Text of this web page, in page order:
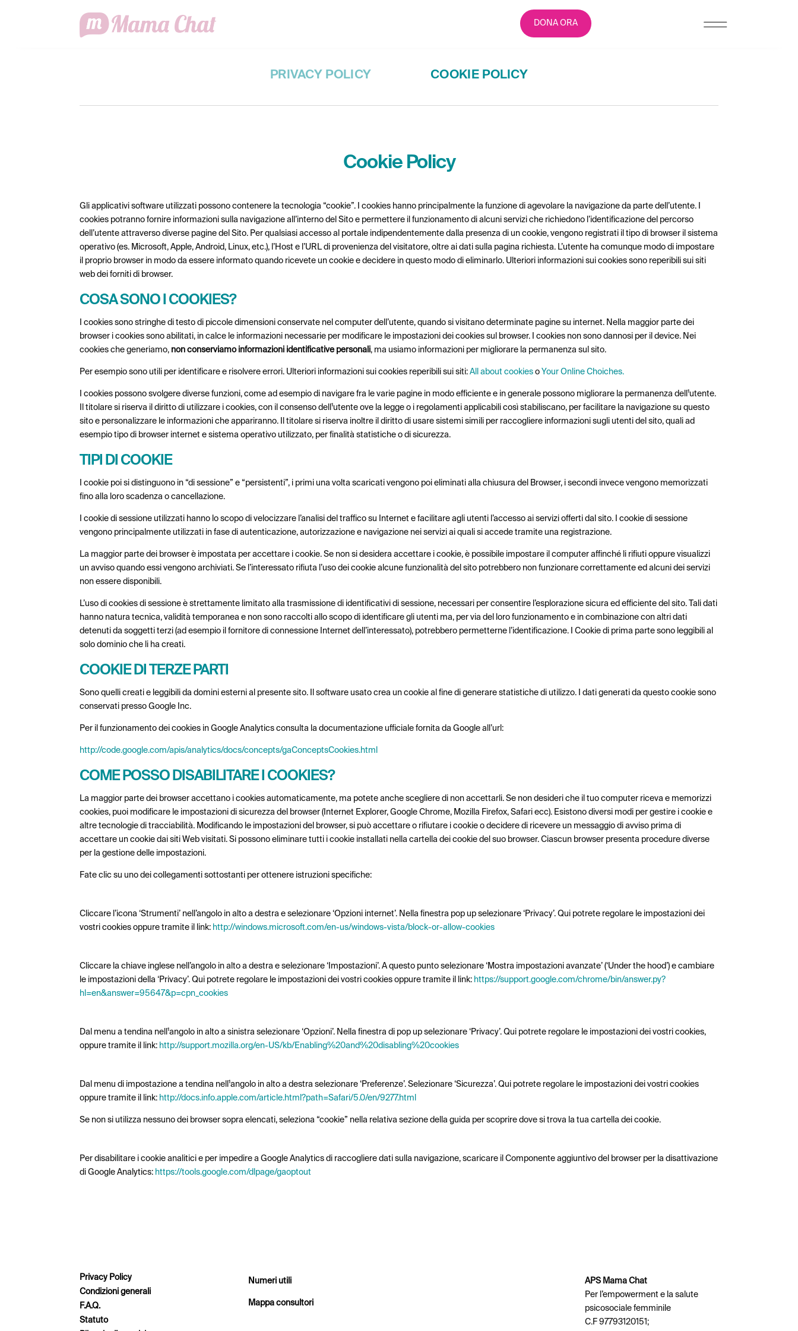
DONA ORA
PRIVACY POLICY COOKIE POLICY
PRIVACY POLICY COOKIE POLICY
Cookie Policy
Gli applicativi software utilizzati possono contenere la tecnologia “cookie”. I cookies hanno principalmente la funzione di agevolare la navigazione da parte dell’utente. I
cookies potranno fornire informazioni sulla navigazione all’interno del Sito e permettere il funzionamento di alcuni servizi che richiedono l’identificazione del percorso
dell’utente attraverso diverse pagine del Sito. Per qualsiasi accesso al portale indipendentemente dalla presenza di un cookie, vengono registrati il tipo di browser il sistema
operativo (es. Microsoft, Apple, Android, Linux, etc.), l’Host e l’URL di provenienza del visitatore, oltre ai dati sulla pagina richiesta. L’utente ha comunque modo di impostare
il proprio browser in modo da essere informato quando ricevete un cookie e decidere in questo modo di eliminarlo. Ulteriori informazioni sui cookies sono reperibili sui siti
web dei forniti di browser.
COSA SONO I COOKIES?
I cookies sonostringhe di testo di piccole dimensioni conservate nel computer dell’utente, quando si visitano determinate pagine su internet. Nella maggior parte dei
browser i cookies sono abilitati, in calce le informazioni necessarie per modificare le impostazioni dei cookies sul browser.
I cookies non sono dannosi per il device. Nei
cookies che generiamo, non conserviamo informazioni identificative personali, ma usiamo informazioni per migliorare la permanenza sul sito.
Per esempio sono utili per identificare e risolvere errori. Ulteriori informazioni sui cookies reperibili sui siti:All about cookies oYour Online Choiches.
I cookies possono svolgere diverse funzioni, come ad esempio di navigare fra le varie pagine in modo efficiente e in generale possono migliorare la permanenza dell¹utente.
Il titolare si riserva il diritto di utilizzare i cookies, con il consenso dell¹utente ove la legge o i regolamenti applicabili così stabiliscano, per facilitare la navigazione su questo
sito e personalizzare le informazioni che appariranno. Il titolare si riserva inoltre il diritto di usare sistemi simili per raccogliere informazioni sugli utenti del sito, quali ad
esempio tipo di browser internet e sistema operativo utilizzato, per finalità statistiche o di sicurezza.
TIPI DI COOKIE
I cookie poi si distinguono in “di sessione” e “persistenti”, i primi una volta scaricati vengono poi eliminati alla chiusura del Browser, i secondi invece vengono memorizzati
fino alla loro scadenza o cancellazione.
I cookie di sessione utilizzati hanno lo scopo di velocizzare l’analisi del traffico su Internet e facilitare agli utenti l’accesso ai servizi offerti dal sito. I cookie di sessione
vengono principalmente utilizzati in fase di autenticazione, autorizzazione e navigazione nei servizi ai quali si accede tramite una registrazione.
La maggior parte dei browser è impostata per accettare i cookie. Se non si desidera accettare i cookie, è possibile impostare il computer affinché li rifiuti oppure visualizzi
un avviso quando essi vengono archiviati. Se l’interessato rifiuta l’uso dei cookie alcune funzionalità del sito potrebbero non funzionare correttamente ed alcuni dei servizi
non essere disponibili.
L’uso di cookies di sessione è strettamente limitato alla trasmissione di identificativi di sessione, necessari per consentire l’esplorazione sicura ed efficiente del sito. Tali dati
hanno natura tecnica, validità temporanea e non sono raccolti allo scopo di identificare gli utenti ma, per via del loro funzionamento e in combinazione con altri dati
detenuti da soggetti terzi (ad esempio il fornitore di connessione Internet dell’interessato), potrebbero permetterne l’identificazione. I Cookie di prima parte sono leggibili al
solo dominio che li ha creati.
COOKIE DI TERZE PARTI
Sono quelli creati e leggibili da domini esterni al presente sito. Il software usato crea un cookie al fine di generare statistiche di utilizzo. I dati generati da questo cookie sono
conservati presso Google Inc.
Per il funzionamento dei cookies in Google Analytics consulta la documentazione ufficiale fornita da Google all’url:
http://code.google.com/apis/analytics/docs/concepts/gaConceptsCookies.html
COME POSSO DISABILITARE I COOKIES?
La maggior parte dei browser accettano i cookies automaticamente, ma potete anche scegliere di non accettarli. Se non desideri che il tuo computer riceva e memorizzi
cookies, puoi modificare le impostazioni di sicurezza del browser (Internet Explorer, Google Chrome, Mozilla Firefox, Safari ecc). Esistono diversi modi per gestire i cookie e
altre tecnologie di tracciabilità. Modificando le impostazioni del browser, si può accettare o rifiutare i cookie o decidere di ricevere un messaggio di avviso prima di
accettare un cookie dai siti Web visitati. Si possono eliminare tutti i cookie installati nella cartella dei cookie del suo browser. Ciascun browser presenta procedure diverse
per la gestione delle impostazioni.
Fate clic su uno dei collegamenti sottostanti per ottenere istruzioni specifiche:
Cliccare l’icona ‘Strumenti’ nell’angolo in alto a destra e selezionare ‘Opzioni internet’. Nella finestra pop up selezionare ‘Privacy’. Qui potrete regolare le impostazioni dei
vostri cookies oppure tramite il link: http://windows.microsoft.com/en-us/windows-vista/block-or-allow-cookies
Cliccare la chiave inglese nell’angolo in alto a destra e selezionare ‘Impostazioni’. A questo punto selezionare ‘Mostra impostazioni avanzate’ (‘Under the hood’) e cambiare
le impostazioni della ‘Privacy’. Qui potrete regolare le impostazioni dei vostri cookies oppure tramite il link: https://support.google.com/chrome/bin/answer.py?
hl=en&answer=95647&p=cpn_cookies
Dal menu a tendina nell¹angolo in alto a sinistra selezionare ‘Opzioni’. Nella finestra di pop up selezionare ‘Privacy’. Qui potrete regolare le impostazioni dei vostri cookies,
oppure tramite il link: http://support.mozilla.org/en-US/kb/Enabling%20and%20disabling%20cookies
Dal menu di impostazione a tendina nell¹angolo in alto a destra selezionare ‘Preferenze’. Selezionare ‘Sicurezza’. Qui potrete regolare le impostazioni dei vostri cookies
oppure tramite il link: http://docs.info.apple.com/article.html?path=Safari/5.0/en/9277.html
Se non si utilizza nessuno dei browser sopra elencati, seleziona “cookie” nella relativa sezione della guida per scoprire dove si trova la tua cartella dei cookie.
Per disabilitare i cookie analitici e per impedire a Google Analytics di raccogliere dati sulla navigazione, scaricare il Componente aggiuntivo del browser per la disattivazione
di Google Analytics: https://tools.google.com/dlpage/gaoptout
Privacy Policy
Condizioni generali
F.A.Q.
Statuto
Numeri utili
Mappa consultori
APS Mama Chat
Per l’empowerment e la salute
psicosociale femminile
C.F 97793120151;